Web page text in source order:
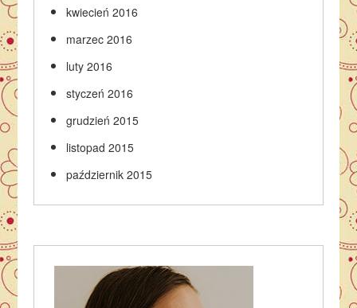
kwiecień 2016
marzec 2016
luty 2016
styczeń 2016
grudzień 2015
listopad 2015
październik 2015